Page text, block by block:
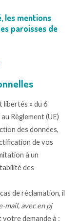
les mentions
paroisses de
libertés » du 6
Règlement (UE)
des données,
de vos
à un
des
de réclamation, il
mail, avec en pj
votre demande à :